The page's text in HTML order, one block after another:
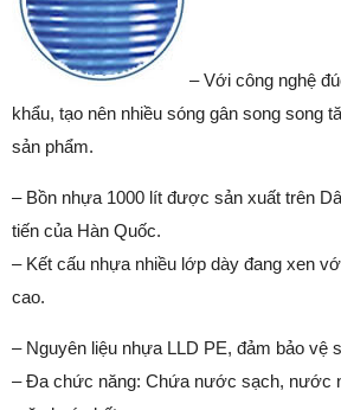
– Với công nghệ
khẩu, tạo nên nhiều sóng gân song song
sản phẩm.
– Bồn nhựa 1000 lít được sản xuất trên
tiến của Hàn Quốc.
– Kết cấu nhựa nhiều lớp dày đang xen
cao.
– Nguyên liệu nhựa LLD PE, đảm bảo vệ
– Đa chức năng: Chứa nước sạch, nước